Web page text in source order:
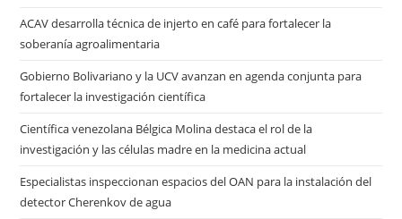
ACAV desarrolla técnica de injerto en café para fortalecer la
soberanía agroalimentaria
Gobierno Bolivariano y la UCV avanzan en agenda conjunta para
fortalecer la investigación científica
Científica venezolana Bélgica Molina destaca el rol de la
investigación y las células madre en la medicina actual
Especialistas inspeccionan espacios del OAN para la instalación del
detector Cherenkov de agua